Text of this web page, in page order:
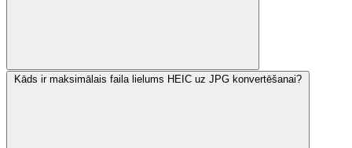
Kāds ir maksimālais faila lielums HEIC uz JPG konvertēšanai?